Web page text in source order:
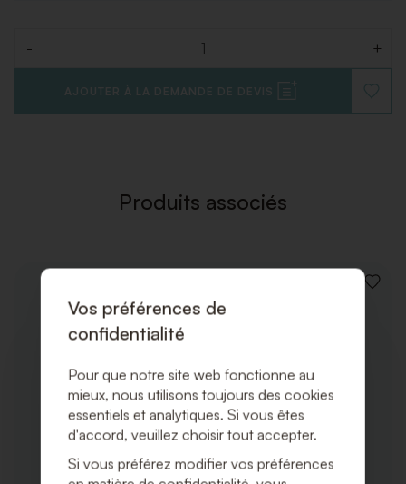
- +
AJOUTER À LA DEMANDE DE DEVIS
À
Produits associés
Vos préférences de
confidentialité
Pour que notre site web fonctionne au
mieux, nous utilisons toujours des cookies
essentiels et analytiques. Si vous êtes
d'accord, veuillez choisir tout accepter.
Si vous préférez modifier vos préférences